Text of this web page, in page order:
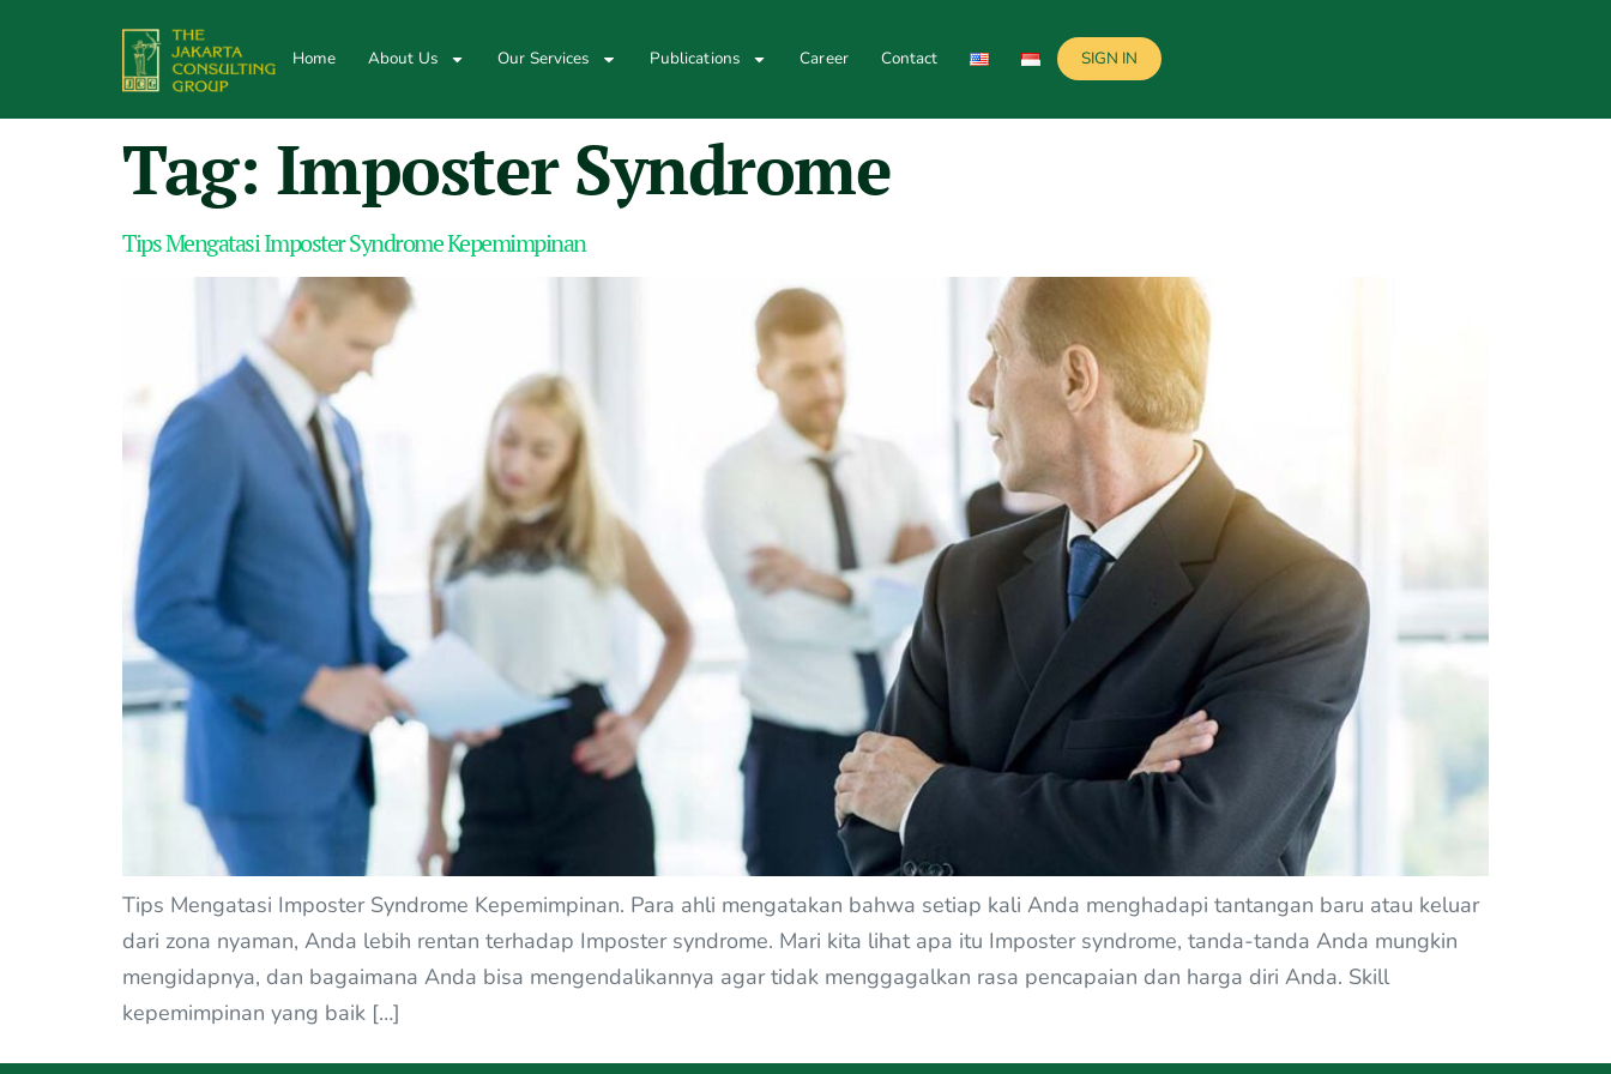
Home About Us Our Services Publications Career Contact SIGN IN
Tag: Imposter Syndrome
Tips Mengatasi Imposter Syndrome Kepemimpinan
Tips Mengatasi Imposter Syndrome Kepemimpinan. Para ahli mengatakan bahwa setiap kali Anda menghadapi tantangan baru atau keluar
dari zona nyaman, Anda lebih rentan terhadap Imposter syndrome. Mari kita lihat apa itu Imposter syndrome, tanda-tanda Anda mungkin
mengidapnya, dan bagaimana Anda bisa mengendalikannya agar tidak menggagalkan rasa pencapaian dan harga diri Anda. Skill
kepemimpinan yang baik […]